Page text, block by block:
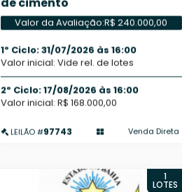
Valor da Avaliação:R$ 240.000,00
1º Ciclo: 31/07/2026 às 16:00
Valor inicial: Vide rel. de lotes
2º Ciclo: 17/08/2026 às 16:00
Valor inicial: R$ 168.000,00
LEILÃO #97743 Venda Direta
1
LOTES